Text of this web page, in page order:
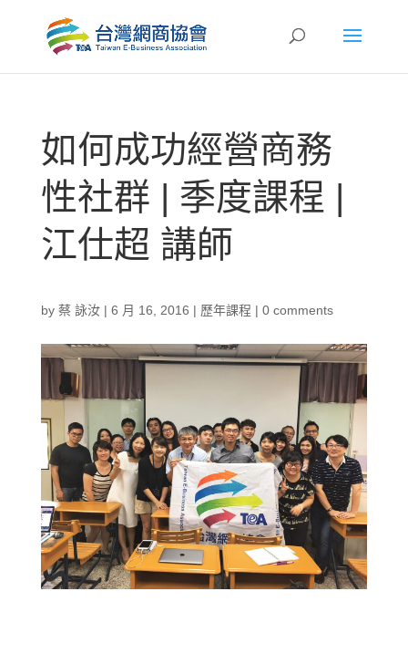
如何成功經營商務
性社群 | 季度課程 |
江仕超 講師
by 蔡 詠汝| 6 月 16, 2016 | 歷年課程 | 0 comments